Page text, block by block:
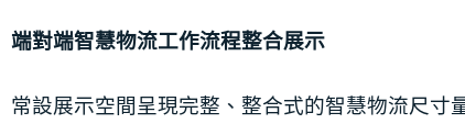
端對端智慧物流工作流程整合展示
常設展示空間呈現完整、整合式的智慧物流尺寸